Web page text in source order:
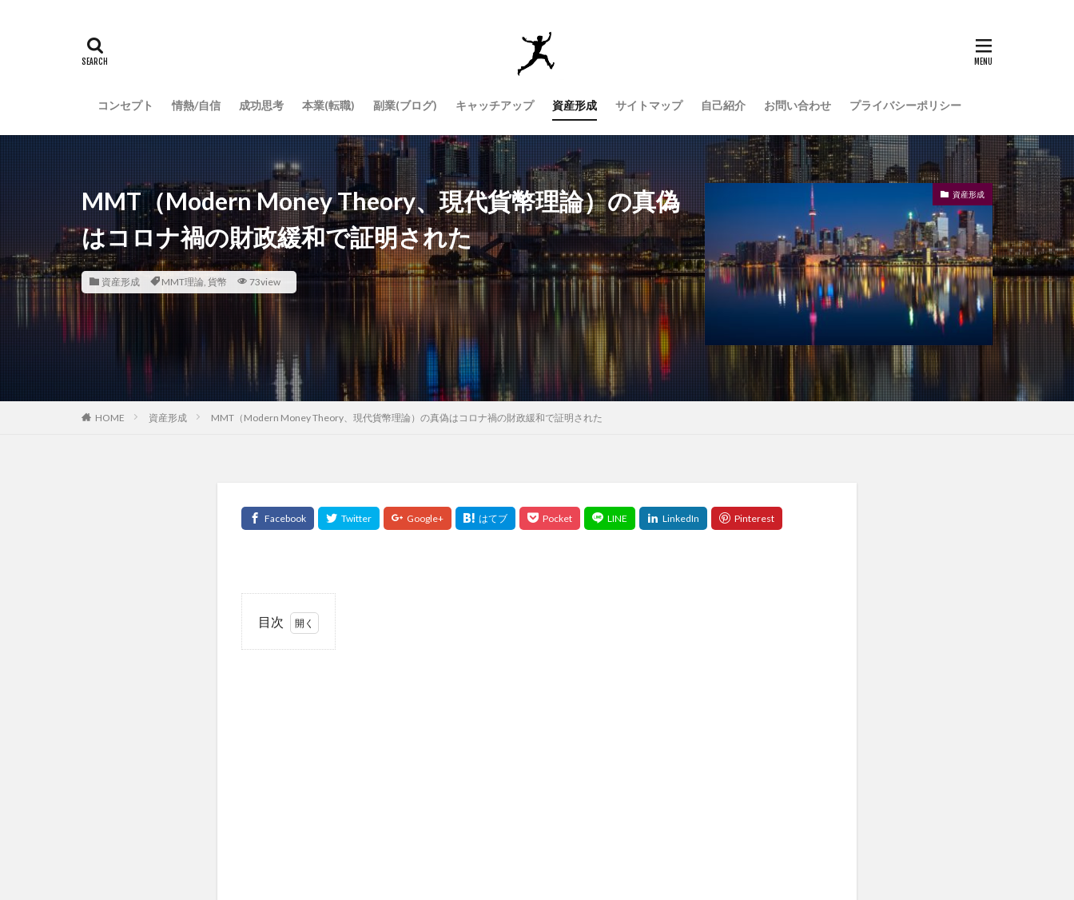
コンセプト 情熱/自信 成功思考 本業(転職) 副業(ブログ) キャッチアップ 資産形成 サイトマップ 自己紹介 お問い合わせ プライバシーポリシー
MMT（Modern Money Theory、現代貨幣理論）の真偽
はコロナ禍の財政緩和で証明された
資産形成 MMT理論, 貨幣 73view
資産形成
HOME 資産形成 MMT（Modern Money Theory、現代貨幣理論）の真偽はコロナ禍の財政緩和で証明された
目次